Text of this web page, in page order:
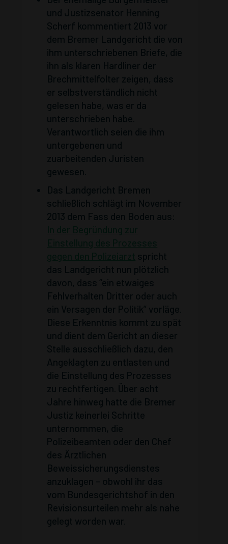
und Justizsenator Henning
Scherf kommentiert 2013 vor
dem Bremer Landgericht die von
ihm unterschriebenen Briefe, die
ihn als klaren Hardliner der
Brechmittelfolter zeigen, dass
er selbstverständlich nicht
gelesen habe, was er da
unterschrieben habe.
Verantwortlich seien die ihm
untergebenen und
zuarbeitenden Juristen
gewesen.
Das Landgericht Bremen
schließlich schlägt im November
2013 dem Fass den Boden aus:
spricht
das Landgericht nun plötzlich
davon, dass “ein etwaiges
Fehlverhalten Dritter oder auch
ein Versagen der Politik” vorläge.
Diese Erkenntnis kommt zu spät
und dient dem Gericht an dieser
Stelle ausschließlich dazu, den
Angeklagten zu entlasten und
die Einstellung des Prozesses
zu rechtfertigen. Über acht
Jahre hinweg hatte die Bremer
Justiz keinerlei Schritte
unternommen, die
Polizeibeamten oder den Chef
des Ärztlichen
Beweissicherungsdienstes
anzuklagen – obwohl ihr das
vom Bundesgerichtshof in den
Revisionsurteilen mehr als nahe
gelegt worden war.